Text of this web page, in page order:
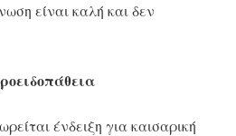
είναι καλή και δεν
ένδειξη για καισαρική